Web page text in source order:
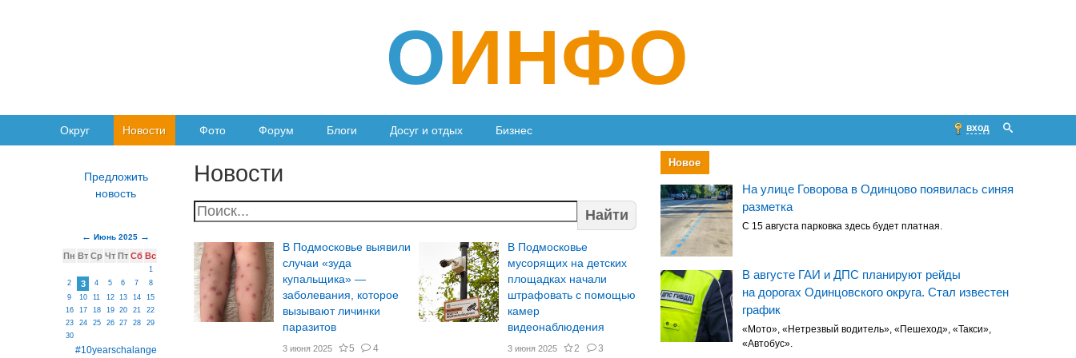
ОИНФО
Округ Новости Фото Форум Блоги Досуг и отдых Бизнес вход
Новости
Найти
В Подмосковье выявили
случаи «зуда
купальщика» —
заболевания, которое
вызывают личинки
паразитов
3 июня 2025 5 4
В Подмосковье
мусорящих на детских
площадках начали
штрафовать с помощью
камер
видеонаблюдения
3 июня 2025 2 3
Июнь 2025
Пн Вт Ср Чт Пт Сб Вс
1
2
3 4 5 6 7
8
9
10 11 12 13 14
15
16
17 18 19 20 21
22
23
24 25 26 27 28
29
30
#10yearschalange
Новое
На улице Говорова в Одинцово появилась синяя
разметка
С 15 августа парковка здесь будет платная.
В августе ГАИ и ДПС планируют рейды
на дорогах Одинцовского округа. Стал известен
график
«Мото», «Нетрезвый водитель», «Пешеход», «Такси»,
«Автобус».